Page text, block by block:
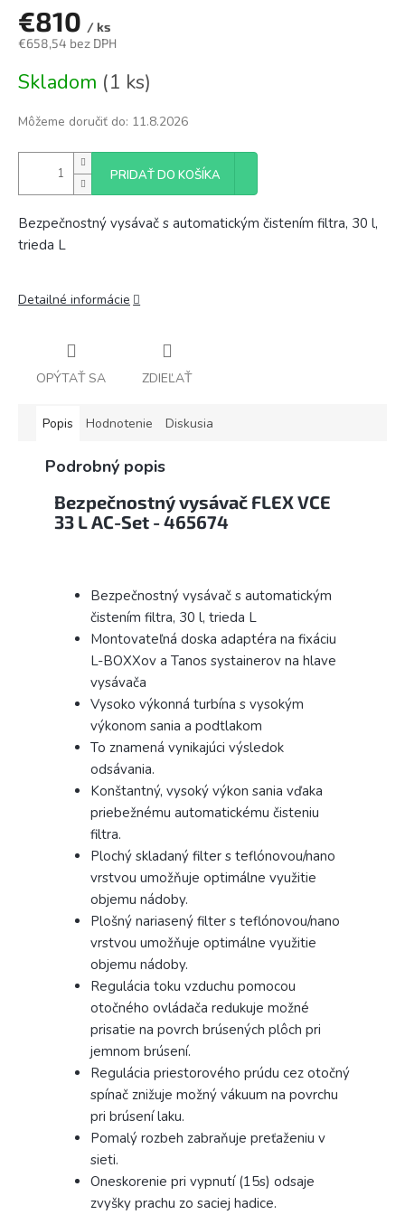
€810 / ks
€658,54 bez DPH
cena:
Skladom (1 ks)
Môžeme doručiť do: 11.8.2026
PRIDAŤ DO KOŠÍKA
Bezpečnostný vysávač s automatickým čistením filtra, 30 l,
trieda L
Detailné informácie
OPÝTAŤ SA ZDIEĽAŤ
Popis Hodnotenie Diskusia
Podrobný popis
Bezpečnostný vysávač FLEX VCE
33 L AC-Set - 465674
Bezpečnostný vysávač s automatickým
čistením filtra, 30 l, trieda L
Montovateľná doska adaptéra na fixáciu
L-BOXXov a Tanos systainerov na hlave
vysávača
Vysoko výkonná turbína s vysokým
výkonom sania a podtlakom
To znamená vynikajúci výsledok
odsávania.
Konštantný, vysoký výkon sania vďaka
priebežnému automatickému čisteniu
filtra.
Plochý skladaný filter s teflónovou/nano
vrstvou umožňuje optimálne využitie
objemu nádoby.
Plošný nariasený filter s teflónovou/nano
vrstvou umožňuje optimálne využitie
objemu nádoby.
Regulácia toku vzduchu pomocou
otočného ovládača redukuje možné
prisatie na povrch brúsených plôch pri
jemnom brúsení.
Regulácia priestorového prúdu cez otočný
spínač znižuje možný vákuum na povrchu
pri brúsení laku.
Pomalý rozbeh zabraňuje preťaženiu v
sieti.
Oneskorenie pri vypnutí (15s) odsaje
zvyšky prachu zo saciej hadice.